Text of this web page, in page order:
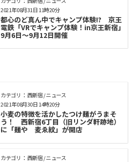
都心のど真ん中でキャンプ体験!? 京王
電鉄「VRでキャンプ体験！in京王新宿」
9月6日～9月12日開催
2021年08月31日 11時20分
カテゴリ： 西新宿 / ニュース
小麦の特徴を活かしたつけ麺がうまそ
う！ 西新宿6丁目（旧リンダ軒跡地）
に「麺や 麦ゑ紋」が開店
2021年08月30日 14時20分
カテゴリ： 西新宿 / ニュース